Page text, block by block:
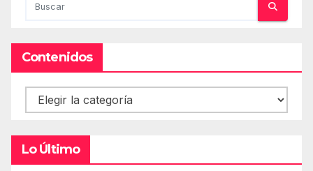
Contenidos
Contenidos
Lo Último